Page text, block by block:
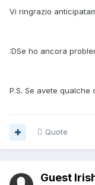
Vi ringrazio
:DSe ho ancora
P.S. Se avete qualche
Quote
Guest